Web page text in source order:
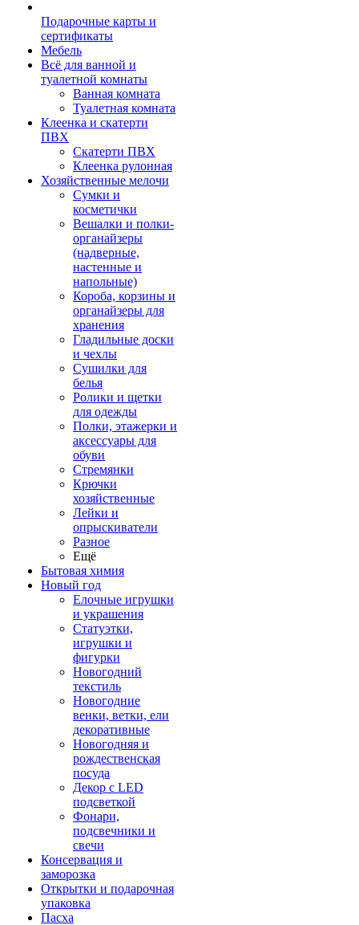
Подарочные карты и
сертификаты
Мебель
Всё для ванной и
туалетной комнаты
Ванная комната
Туалетная комната
Клеенка и скатерти
ПВХ
Скатерти ПВХ
Клеенка рулонная
Хозяйственные мелочи
Сумки и
косметички
Вешалки и полки-
органайзеры
(надверные,
настенные и
напольные)
Короба, корзины и
органайзеры для
хранения
Гладильные доски
и чехлы
Сушилки для
белья
Ролики и щетки
для одежды
Полки, этажерки и
аксессуары для
обуви
Стремянки
Крючки
хозяйственные
Лейки и
опрыскиватели
Разное
Ещё
Бытовая химия
Новый год
Елочные игрушки
и украшения
Статуэтки,
игрушки и
фигурки
Новогодний
текстиль
Новогодние
венки, ветки, ели
декоративные
Новогодняя и
рождественская
посуда
Декор с LED
подсветкой
Фонари,
подсвечники и
свечи
Консервация и
заморозка
Открытки и подарочная
упаковка
Пасха